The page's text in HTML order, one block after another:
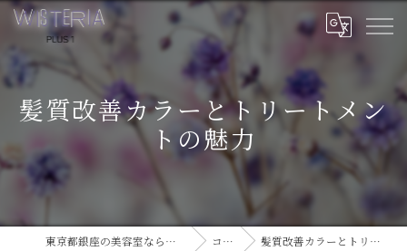
髪質改善カラーとトリートメン
トの魅力
東京都銀座の美容室ならWISTERIA PLUS 1 コラム 髪質改善カラーとトリートメントの魅力